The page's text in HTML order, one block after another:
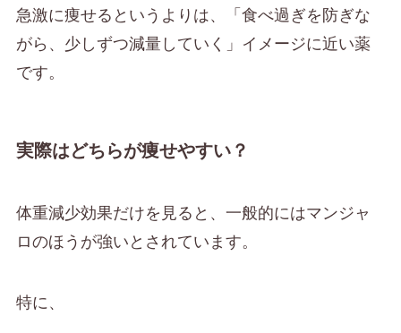
急激に痩せるというよりは、「食べ過ぎを防ぎな
がら、少しずつ減量していく」イメージに近い薬
です。
実際はどちらが痩せやすい？
体重減少効果だけを見ると、一般的にはマンジャ
ロのほうが強いとされています。
特に、